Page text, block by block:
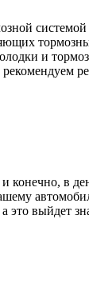
и
и конечно,
это выйдет